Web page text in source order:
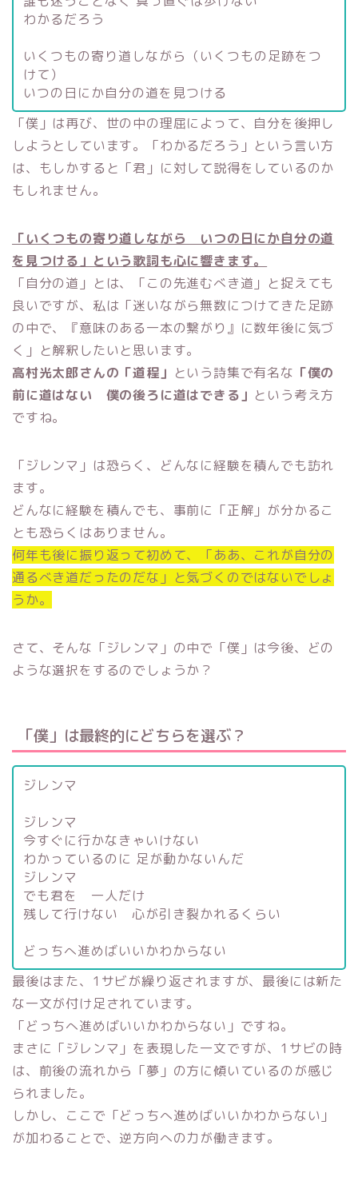
わかるだろう
いくつもの寄り道しながら（いくつもの足跡をつ
けて）
いつの日にか自分の道を見つける
「僕」は再び、世の中の理屈によって、自分を後押し
しようとしています。「わかるだろう」という言い方
は、もしかすると「君」に対して説得をしているのか
もしれません。
「いくつもの寄り道しながら いつの日にか自分の道
を見つける」という歌詞も心に響きます。
「自分の道」とは、「この先進むべき道」と捉えても
良いですが、私は「迷いながら無数につけてきた足跡
の中で、『意味のある一本の繋がり』に数年後に気づ
く」と解釈したいと思います。
高村光太郎さんの「道程」 という詩集で有名な 「僕の
前に道はない 僕の後ろに道はできる」 という考え方
ですね。
「ジレンマ」は恐らく、どんなに経験を積んでも訪れ
ます。
どんなに経験を積んでも、事前に「正解」が分かるこ
とも恐らくはありません。
何年も後に振り返って初めて、「ああ、これが自分の
通るべき道だったのだな」と気づくのではないでしょ
うか。
さて、そんな「ジレンマ」の中で「僕」は今後、どの
ような選択をするのでしょうか？
「僕」は最終的にどちらを選ぶ？
ジレンマ
ジレンマ
今すぐに行かなきゃいけない
わかっているのに 足が動かないんだ
ジレンマ
でも君を 一人だけ
残して行けない 心が引き裂かれるくらい
どっちへ進めばいいかわからない
最後はまた、1サビが繰り返されますが、最後には新た
な一文が付け足されています。
「どっちへ進めばいいかわからない」ですね。
まさに「ジレンマ」を表現した一文ですが、1サビの時
は、前後の流れから「夢」の方に傾いているのが感じ
られました。
しかし、ここで「どっちへ進めばいいかわからない」
が加わることで、逆方向への力が働きます。